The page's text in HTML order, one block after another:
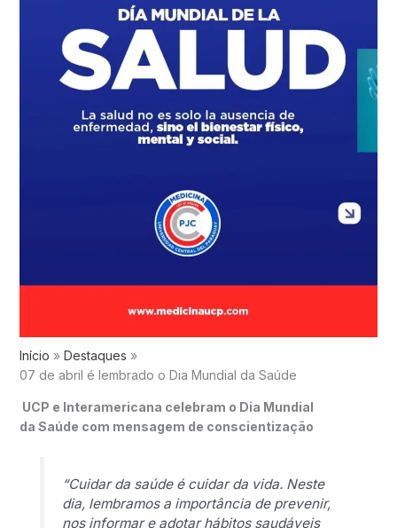
Início
Destaques
07 de abril é lembrado o Dia Mundial da Saúde
UCP e Interamericana celebram o Dia Mundial
da Saúde com mensagem de conscientização
“Cuidar da saúde é cuidar da vida. Neste
dia, lembramos a importância de prevenir,
nos informar e adotar hábitos saudáveis